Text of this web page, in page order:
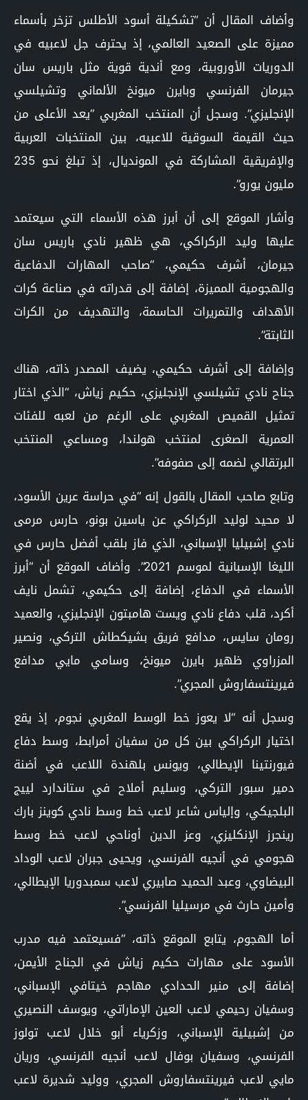
وأضاف المقال أن “تشكيلة أسود الأطلس تزخر بأسماء
مميزة على الصعيد العالمي، إذ يحترف جل لاعبيه في
الدوريات الأوروبية، ومع أندية قوية مثل باريس سان
جيرمان الفرنسي وبايرن ميونخ الألماني وتشيلسي
الإنجليزي”. وسجل أن المنتخب المغربي “يعد الأعلى من
حيث القيمة السوقية للاعبيه، بين المنتخبات العربية
والإفريقية المشاركة في المونديال، إذ تبلغ نحو 235
مليون يورو”.
وأشار الموقع إلى أن أبرز هذه الأسماء التي سيعتمد
عليها وليد الركراكي، هي ظهير نادي باريس سان
جيرمان، أشرف حكيمي، “صاحب المهارات الدفاعية
والهجومية المميزة، إضافة إلى قدراته في صناعة كرات
الأهداف والتمريرات الحاسمة، والتهديف من الكرات
الثابتة”.
وإضافة إلى أشرف حكيمي، يضيف المصدر ذاته، هناك
جناح نادي تشيلسي الإنجليزي، حكيم زياش، “الذي اختار
تمثيل القميص المغربي على الرغم من لعبه للفئات
العمرية الصغرى لمنتخب هولندا، ومساعي المنتخب
البرتقالي لضمه إلى صفوفه”.
وتابع صاحب المقال بالقول إنه “في حراسة عرين الأسود،
لا محيد لوليد الركراكي عن ياسين بونو، حارس مرمى
نادي إشبيليا الإسباني، الذي فاز بلقب أفضل حارس في
الليغا الإسبانية لموسم 2021”. وأضاف الموقع أن “أبرز
الأسماء في الدفاع، إضافة إلى حكيمي، تشمل نايف
أكرد، قلب دفاع نادي ويست هامبتون الإنجليزي، والعميد
رومان سايس، مدافع فريق بشيكطاش التركي، ونصير
المزراوي ظهير بايرن ميونخ، وسامي مايي مدافع
فيرينتسفاروش المجري”.
وسجل أنه “لا يعوز خط الوسط المغربي نجوم، إذ يقع
اختيار الركراكي بين كل من سفيان أمرابط، وسط دفاع
فيورنتينا الإيطالي، ويونس بلهندة اللاعب في أضنة
دمير سبور التركي، وسليم أملاح في ستاندارد لييج
البلجيكي، وإلياس شاعر لاعب خط وسط نادي كوينز بارك
رينجرز الإنكليزي، وعز الدين أوناحي لاعب خط وسط
هجومي في أنجيه الفرنسي، ويحيى جبران لاعب الوداد
البيضاوي، وعبد الحميد صابيري لاعب سمبدوريا الإيطالي،
وأمين حارث في مرسيليا الفرنسي”.
أما الهجوم، يتابع الموقع ذاته، “فسيعتمد فيه مدرب
الأسود على مهارات حكيم زياش في الجناح الأيمن،
إضافة إلى منير الحدادي مهاجم خيتافي الإسباني،
وسفيان رحيمي لاعب العين الإماراتي، ويوسف النصيري
من إشبيلية الإسباني، وزكرياء أبو خلال لاعب تولوز
الفرنسي، وسفيان بوفال لاعب أنجيه الفرنسي، وريان
مايي لاعب فيرينتسفاروش المجري، ووليد شديرة لاعب